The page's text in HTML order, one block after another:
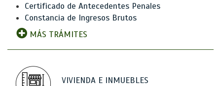
Certificado de Antecedentes Penales
Constancia de Ingresos Brutos
MÁS TRÁMITES
VIVIENDA E INMUEBLES